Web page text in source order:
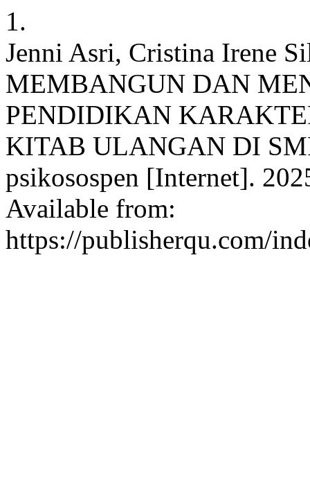
1.
Jenni Asri, Cristina Irene
MEMBANGUN DAN
PENDIDIKAN
KITAB ULANGAN DI
psikosospen [Internet].
Available from:
https://publisherqu.com/